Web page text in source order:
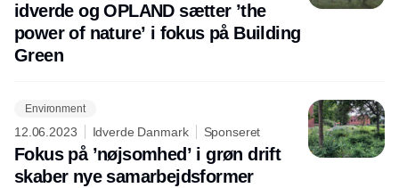
idverde og OPLAND sætter ’the
power of nature’ i fokus på Building
Green
Environment
12.06.2023 Idverde Danmark Sponseret
Fokus på ’nøjsomhed’ i grøn drift
skaber nye samarbejdsformer